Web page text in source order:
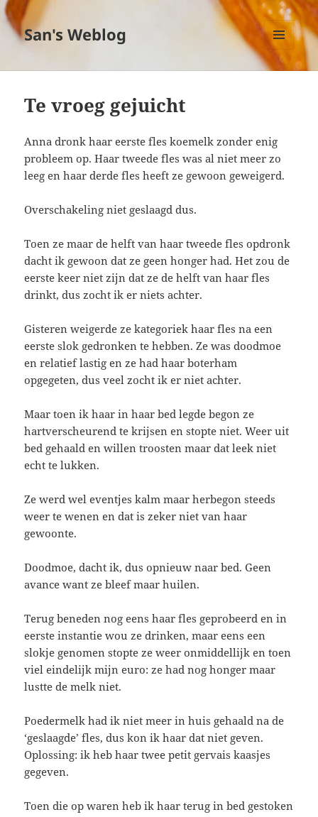
San's Weblog
MENU
EN
Te vroeg gejuicht
Anna dronk haar eerste fles koemelk zonder enig
probleem op. Haar tweede fles was al niet meer zo
leeg en haar derde fles heeft ze gewoon geweigerd.
Overschakeling niet geslaagd dus.
Toen ze maar de helft van haar tweede fles opdronk
dacht ik gewoon dat ze geen honger had. Het zou de
eerste keer niet zijn dat ze de helft van haar fles
drinkt, dus zocht ik er niets achter.
Gisteren weigerde ze kategoriek haar fles na een
eerste slok gedronken te hebben. Ze was doodmoe
en relatief lastig en ze had haar boterham
opgegeten, dus veel zocht ik er niet achter.
Maar toen ik haar in haar bed legde begon ze
hartverscheurend te krijsen en stopte niet. Weer uit
bed gehaald en willen troosten maar dat leek niet
echt te lukken.
Ze werd wel eventjes kalm maar herbegon steeds
weer te wenen en dat is zeker niet van haar
gewoonte.
Doodmoe, dacht ik, dus opnieuw naar bed. Geen
avance want ze bleef maar huilen.
Terug beneden nog eens haar fles geprobeerd en in
eerste instantie wou ze drinken, maar eens een
slokje genomen stopte ze weer onmiddellijk en toen
viel eindelijk mijn euro: ze had nog honger maar
lustte de melk niet.
Poedermelk had ik niet meer in huis gehaald na de
‘geslaagde’ fles, dus kon ik haar dat niet geven.
Oplossing: ik heb haar twee petit gervais kaasjes
gegeven.
Toen die op waren heb ik haar terug in bed gestoken